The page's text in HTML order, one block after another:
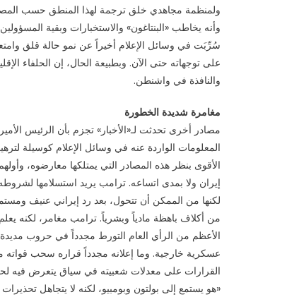
ولمنظمة مجاهدي خلق ترجمة لهذا المنطق حسب
وأنه يخاطب «البنتاغون» والاستخبارات وبقية
سُرِّبَت في وسائل الإعلام أخيراً عن نمو حالة قلق
على توجهاته حتى الآن. وبطبيعة الحال، إن الحلفاء
والنافذة في واشنطن.
مغامرة شديدة الخطورة
مصادر أخرى تحدثت لـ«الأخبار» تجزم بأن الرئيس
المعلومات الواردة عنه في وسائل الإعلام كوسيلة
الأقوى بنظر هذه المصادر التي يمتلكها معارضوه،
إيران ولا بمدى اتساعه. ترامب يريد استسلامها
لكنها من الممكن أن تتحول، بعد رد إيراني عنيف
من أكلاف باهظة مادياً وبشرياً. ترامب مغامر، لكنه
الأعظم من الرأي العام التورط مجدداً في حروب
عسكرية خارجية. وما إعلانه مجدداً قراره سحب قواته
القرارات على معدلات شعبيته في سياق يتعرض فيه
«هو يستمع إلى بولتون وبومبيو، لكنه لا يتجاهل